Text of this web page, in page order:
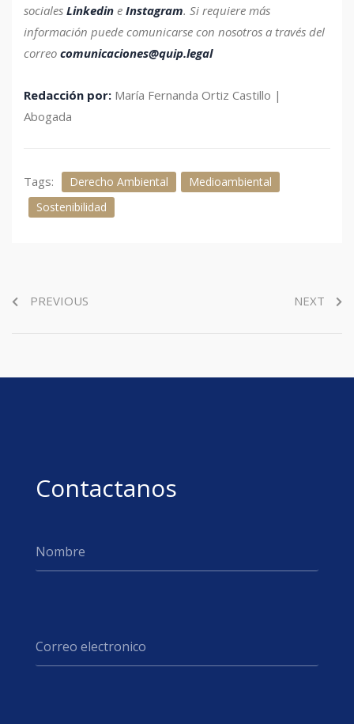
sociales Linkedin e Instagram. Si requiere más
información puede comunicarse con nosotros a través del
correo comunicaciones@quip.legal
Redacción por: María Fernanda Ortiz Castillo |
Abogada
Tags: Derecho Ambiental
Medioambiental
Sostenibilidad
PREVIOUS NEXT
Contactanos